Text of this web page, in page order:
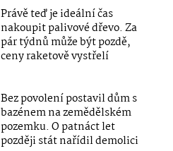
Právě teď je ideální čas
nakoupit palivové dřevo. Za
pár týdnů může být pozdě,
ceny raketově vystřelí
Bez povolení postavil dům s
bazénem na zemědělském
pozemku. O patnáct let
později stát nařídil demolici